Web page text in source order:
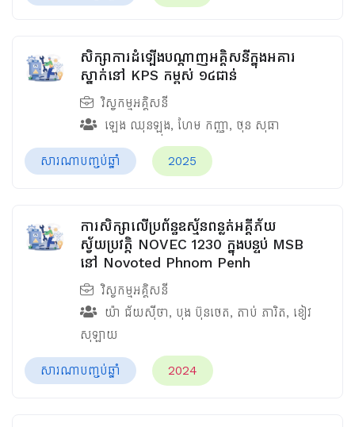
សិក្សាការដំឡើងបណ្ដាញអគ្គិសនីក្នុងអគារ
ស្នាក់នៅ KPS កម្ពស់ ១៤ជាន់
វិស្វកម្មអគ្គិសនី
ឡេង ឈុនឡុង, ហែម កញ្ញា, ថុន សុធា
សារណាបញ្ចប់ឆ្នាំ 2025
ការសិក្សាលើប្រព័ន្ធឧស្ម័នពន្លត់អគ្គីភ័យ
ស្វ័យប្រវត្តិ NOVEC 1230 ក្នុងបន្ទប់ MSB
នៅ Novoted Phnom Penh
វិស្វកម្មអគ្គិសនី
យ៉ា ជ័យស៊ីថា, បុង ប៊ុនថេត, តាប់ ភារិត, ខៀវ
សុឡាយ
សារណាបញ្ចប់ឆ្នាំ 2024